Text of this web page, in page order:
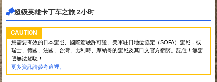
超级英雄卡丁车之旅 2小时
CAUTION
您需要有效的日本駕照、國際駕駛許可證、美軍駐日地位協定（SOFA）駕照，或
瑞士、德國、法國、台灣、比利時、摩納哥的駕照及其日文官方翻譯。記住！無駕
照無法駕駛！
更多資訊請參考這裡。